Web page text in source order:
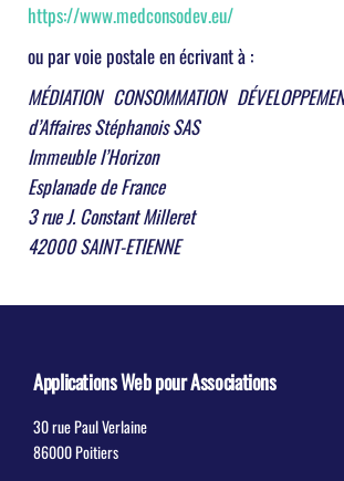
https://www.medconsodev.eu/
ou par voie postale en écrivant à :
MÉDIATION CONSOMMATION
d’Affaires Stéphanois SAS
Immeuble l’Horizon
Esplanade de France
3 rue J. Constant Milleret
42000 SAINT-ETIENNE
Applications Web pour Associations
30 rue Paul Verlaine
86000 Poitiers